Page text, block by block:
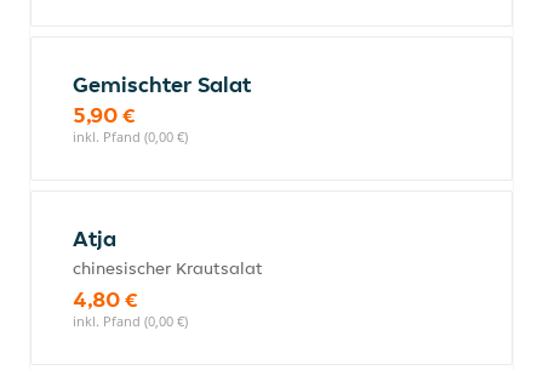
Gemischter Salat
5,90 €
inkl. Pfand (0,00 €)
Atja
chinesischer Krautsalat
4,80 €
inkl. Pfand (0,00 €)